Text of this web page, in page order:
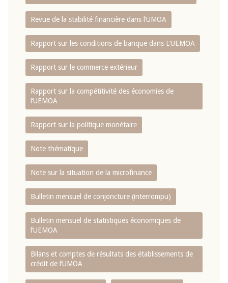
Revue de la stabilité financière dans l‘UMOA
Rapport sur les conditions de banque dans L‘UEMOA
Rapport sur le commerce extérieur
Rapport sur la compétitivité des économies de
l‘UEMOA
Rapport sur la politique monétaire
Note thématique
Note sur la situation de la microfinance
Bulletin mensuel de conjoncture (interrompu)
Bulletin mensuel de statistiques économiques de
l‘UEMOA
Bilans et comptes de résultats des établissements de
crédit de l‘UMOA